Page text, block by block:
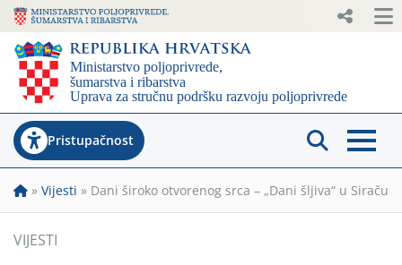
Pristupačnost
» Vijesti » Dani široko otvorenog srca – „Dani šljiva“ u Siraču
VIJESTI